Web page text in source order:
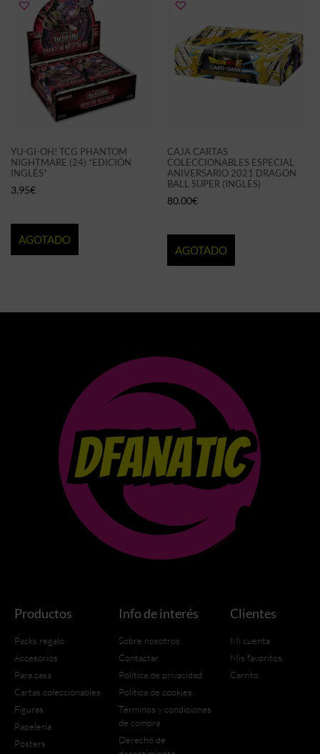
YU-GI-OH! TCG PHANTOM
NIGHTMARE (24) *EDICIÓN
INGLÉS*
3.95€
AGOTADO
CAJA CARTAS
COLECCIONABLES ESPECIAL
ANIVERSARIO 2021 DRAGON
BALL SUPER (INGLÉS)
80.00€
AGOTADO
Productos
Packs regalo
Accesorios
Para casa
Cartas coleccionables
Figuras
Papelería
Pósters
Info de interés
Sobre nosotros
Contactar
Política de privacidad
Política de cookies
Términos y condiciones
de compra
Derecho de
Clientes
Mi cuenta
Mis favoritos
Carrito